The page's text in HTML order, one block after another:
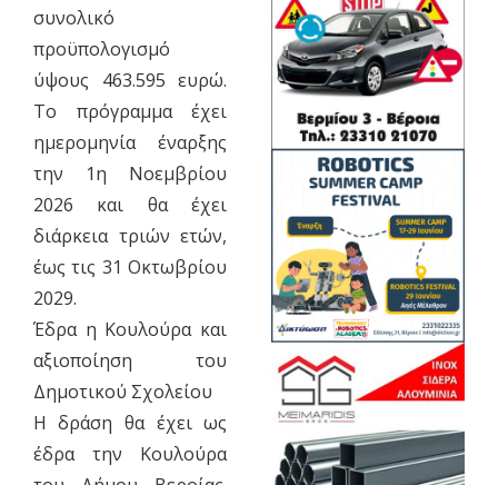
συνολικό
προϋπολογισμό
ύψους 463.595 ευρώ.
Το πρόγραμμα έχει
ημερομηνία έναρξης
την 1η Νοεμβρίου
2026 και θα έχει
διάρκεια τριών ετών,
έως τις 31 Οκτωβρίου
2029.
Έδρα η Κουλούρα και
αξιοποίηση του
Δημοτικού Σχολείου
Η δράση θα έχει ως
έδρα την Κουλούρα